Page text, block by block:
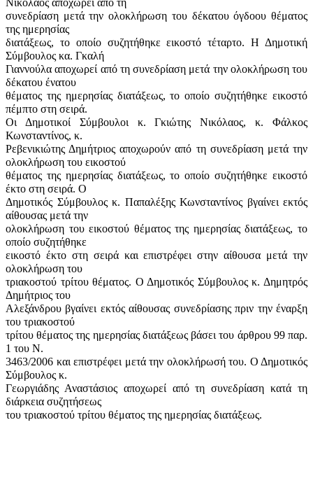
συνεδρίαση μετά την ολοκλήρωση του δέκατου όγδοου θέματος
της ημερησίας
διατάξεως, το οποίο συζητήθηκε εικοστό τέταρτο. Η Δημοτική
Σύμβουλος κα. Γκαλή
Γιαννούλα αποχωρεί από τη συνεδρίαση μετά την ολοκλήρωση του
δέκατου ένατου
θέματος της ημερησίας διατάξεως, το οποίο συζητήθηκε εικοστό
πέμπτο στη σειρά.
Οι Δημοτικοί Σύμβουλοι κ. Γκιώτης Νικόλαος, κ. Φάλκος
Κωνσταντίνος, κ.
Ρεβενικιώτης Δημήτριος αποχωρούν από τη συνεδρίαση μετά την
ολοκλήρωση του εικοστού
θέματος της ημερησίας διατάξεως, το οποίο συζητήθηκε εικοστό
έκτο στη σειρά. Ο
Δημοτικός Σύμβουλος κ. Παπαλέξης Κωνσταντίνος βγαίνει εκτός
αίθουσας μετά την
ολοκλήρωση του εικοστού θέματος της ημερησίας διατάξεως, το
οποίο συζητήθηκε
εικοστό έκτο στη σειρά και επιστρέφει στην αίθουσα μετά την
ολοκλήρωση του
τριακοστού τρίτου θέματος. Ο Δημοτικός Σύμβουλος κ. Δημητρός
Δημήτριος του
Αλεξάνδρου βγαίνει εκτός αίθουσας συνεδρίασης πριν την έναρξη
του τριακοστού
τρίτου θέματος της ημερησίας διατάξεως βάσει του άρθρου 99 παρ.
1 του Ν.
3463/2006 και επιστρέφει μετά την ολοκλήρωσή του. Ο Δημοτικός
Σύμβουλος κ.
Γεωργιάδης Αναστάσιος αποχωρεί από τη συνεδρίαση κατά τη
διάρκεια συζητήσεως
του τριακοστού τρίτου θέματος της ημερησίας διατάξεως.